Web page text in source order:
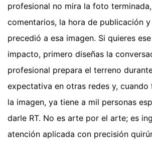
profesional no mira la foto
comentarios, la hora de publicación
precedió a esa imagen. Si quieres
impacto, primero diseñas la
profesional prepara el terreno
expectativa en otras redes y, cuando
la imagen, ya tiene a mil personas
darle RT. No es arte por el arte; es
atención aplicada con precisión